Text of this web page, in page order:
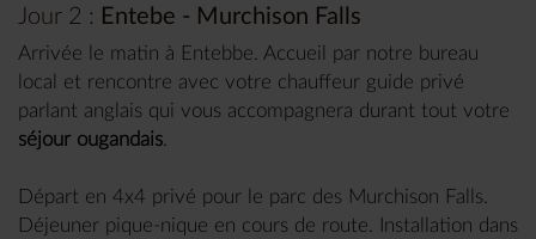
Jour 2 : Entebe - Murchison Falls
Arrivée le matin à Entebbe. Accueil par notre bureau
local et rencontre avec votre chauffeur guide privé
parlant anglais qui vous accompagnera durant tout votre
séjour ougandais
Départ en 4x4 privé pour le parc des Murchison Falls.
Déjeuner pique-nique en cours de route. Installation dans